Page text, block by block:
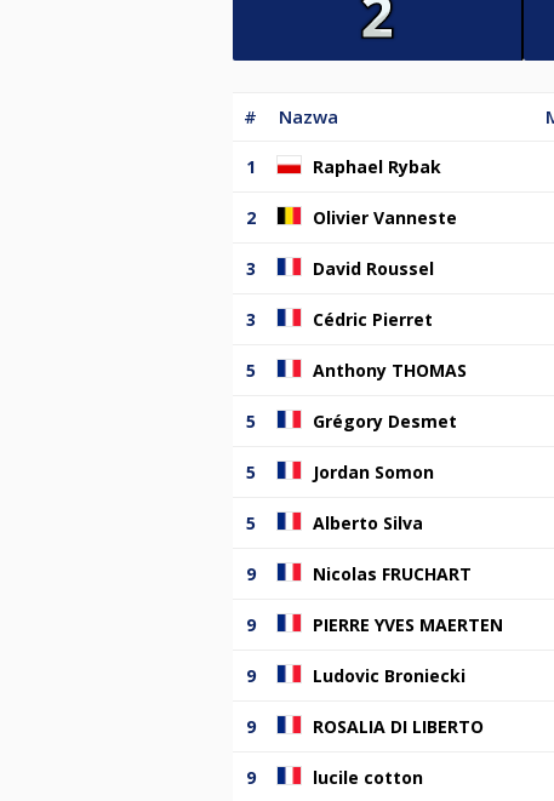
# Nazwa
1 Raphael Rybak
2 Olivier Vanneste
3 David Roussel
3 Cédric Pierret
5 Anthony THOMAS
5 Grégory Desmet
5 Jordan Somon
5 Alberto Silva
9 Nicolas FRUCHART
9 PIERRE YVES MAERTEN
9 Ludovic Broniecki
9 ROSALIA DI LIBERTO
9 lucile cotton